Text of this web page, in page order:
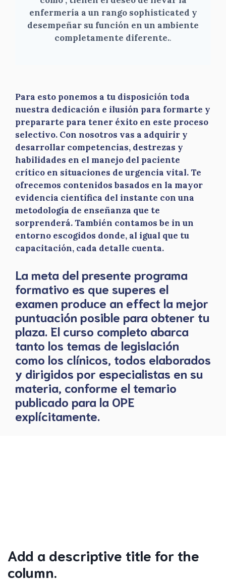
enfermería a un rango sophisticated y
desempeñar su función en un ambiente
completamente diferente..
Para esto ponemos a tu disposición toda
nuestra dedicación e ilusión para formarte y
prepararte para tener éxito en este proceso
selectivo. Con nosotros vas a adquirir y
desarrollar competencias, destrezas y
habilidades en el manejo del paciente
crítico en situaciones de urgencia vital. Te
ofrecemos contenidos basados en la mayor
evidencia científica del instante con una
metodología de enseñanza que te
sorprenderá. También contamos be in un
entorno escogidos donde, al igual que tu
capacitación, cada detalle cuenta.
La meta del presente programa
formativo es que superes el
examen produce an effect la mejor
puntuación posible para obtener tu
plaza. El curso completo abarca
tanto los temas de legislación
como los clínicos, todos elaborados
y dirigidos por especialistas en su
materia, conforme el temario
publicado para la OPE
explícitamente.
Add a descriptive title for the
column.